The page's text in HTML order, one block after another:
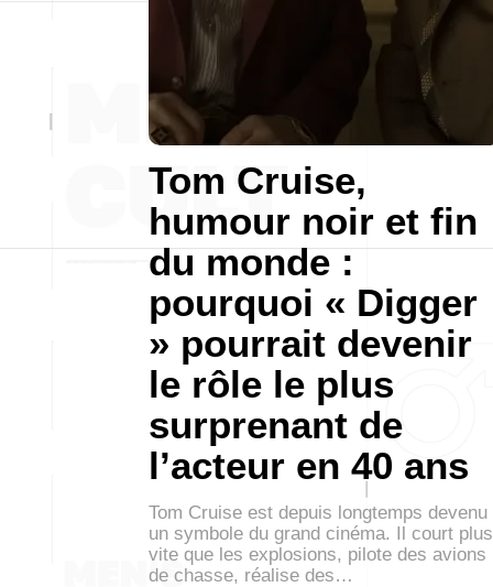
Tom Cruise,
humour noir et fin
du monde :
pourquoi « Digger
» pourrait devenir
le rôle le plus
surprenant de
l’acteur en 40 ans
Tom Cruise est depuis longtemps devenu
un symbole du grand cinéma. Il court plus
vite que les explosions, pilote des avions
de chasse, réalise des…